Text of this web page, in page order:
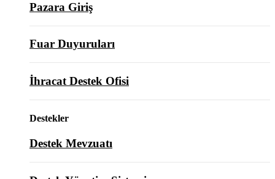
Pazara Giriş
Fuar Duyuruları
İhracat Destek Ofisi
Destekler
Destek Mevzuatı